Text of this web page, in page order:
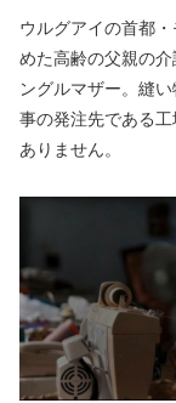
ウルグアイの首都
めた高齢の父親の
ングルマザー。縫
事の発注先である
ありません。